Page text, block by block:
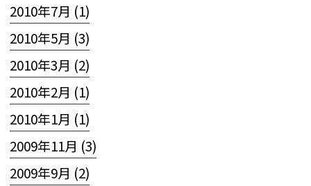
2010年7月 (1)
2010年5月 (3)
2010年3月 (2)
2010年2月 (1)
2010年1月 (1)
2009年11月 (3)
2009年9月 (2)